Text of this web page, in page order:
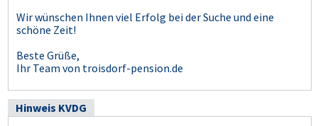
Wir wünschen Ihnen viel Erfolg bei der Suche und eine
schöne Zeit!
Beste Grüße,
Ihr Team von troisdorf-pension.de
Hinweis KVDG